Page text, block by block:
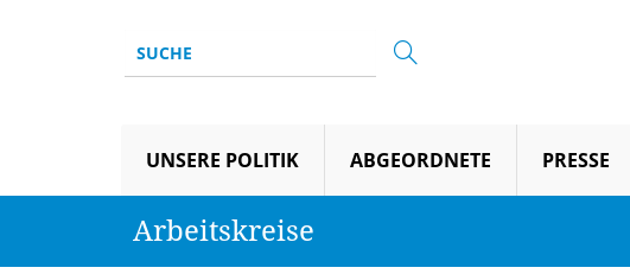
UNSERE POLITIK ABGEORDNETE PRESSE
Arbeitskreise